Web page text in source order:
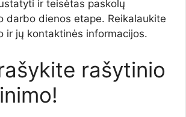
ir teisėtas paskolų
darbo dienos etape. Reikalaukite
ir jų kontaktinės informacijos.
rašytinio